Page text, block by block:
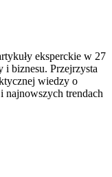
eksperckie w 27
i biznesu. Przejrzysta
wiedzy o
najnowszych trendach